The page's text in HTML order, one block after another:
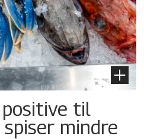
til
mindre